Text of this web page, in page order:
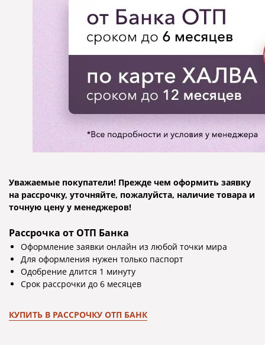
Уважаемые покупатели! Прежде чем оформить заявку
на рассрочку, уточняйте, пожалуйста, наличие товара и
точную цену у менеджеров!
Рассрочка от ОТП Банка
Оформление заявки онлайн из любой точки мира
Для оформления нужен только паспорт
Одобрение длится 1 минуту
Срок рассрочки до 6 месяцев
КУПИТЬ В РАССРОЧКУ ОТП БАНК
Отзывы